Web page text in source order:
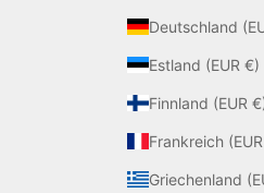
Deutschland
Estland (EUR €)
Finnland (EUR
Frankreich
Griechenland